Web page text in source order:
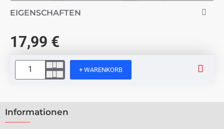
EIGENSCHAFTEN
17,99 €
+ WARENKORB
Informationen